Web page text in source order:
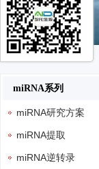
miRNA系列
miRNA研究方案
miRNA提取
miRNA逆转录